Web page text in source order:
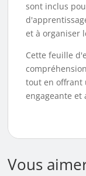
sont inclus
et à organiser
Cette feuille
tout en offrant
engageante et
Vous